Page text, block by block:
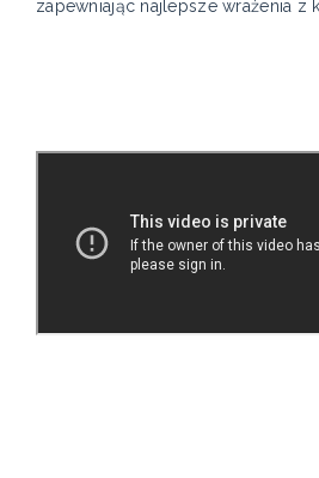
zapewniając najlepsze wrażenia z